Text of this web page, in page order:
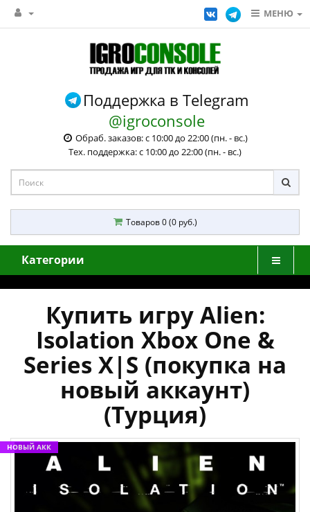
МЕНЮ
Поддержка в Telegram
@igroconsole
Обраб. заказов: с 10:00 до 22:00 (пн. - вс.)
Тех. поддержка: с 10:00 до 22:00 (пн. - вс.)
Товаров 0 (0 руб.)
Категории
Купить игру Alien:
Isolation Xbox One &
Series X|S (покупка на
новый аккаунт)
(Турция)
НОВЫЙ АКК